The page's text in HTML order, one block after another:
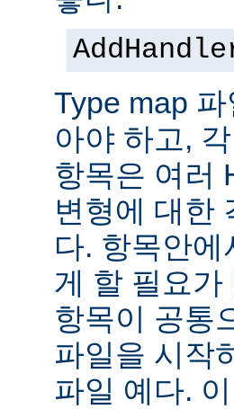
Type map
아야 하고,
항목은 여러
변형에 대한
다. 항목안
게 할 필요가
항목이 공통
파일을 시작
파일 예다.